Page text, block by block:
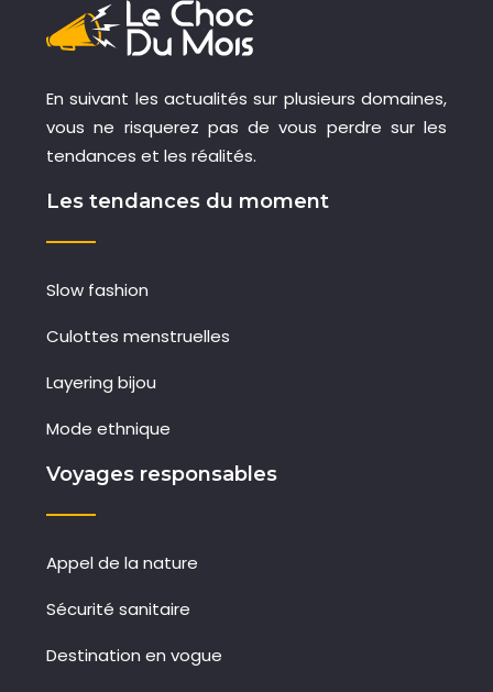
En suivant les actualités sur plusieurs domaines,
vous ne risquerez pas de vous perdre sur les
tendances et les réalités.
Les tendances du moment
Slow fashion
Culottes menstruelles
Layering bijou
Mode ethnique
Voyages responsables
Appel de la nature
Sécurité sanitaire
Destination en vogue